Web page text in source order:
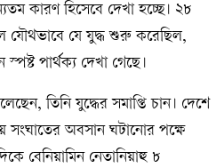
কারণ হিসেবে দেখা হচ্ছে। ২৮
যৌথভাবে যে যুদ্ধ শুরু করেছিল,
স্পষ্ট পার্থক্য দেখা গেছে।
তিনি যুদ্ধের সমাপ্তি চান। দেশে
সংঘাতের অবসান ঘটানোর পক্ষে
বেনিয়ামিন নেতানিয়াহু ৮